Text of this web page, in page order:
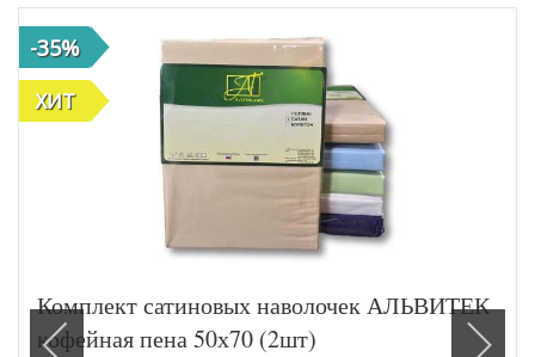
-35%
ХИТ
Комплект сатиновых наволочек АЛЬВИТЕК
кофейная пена 50х70 (2шт)